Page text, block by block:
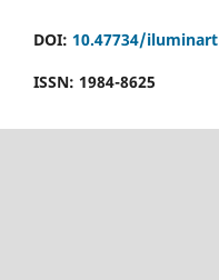
DOI: 10.47734/iluminart
ISSN: 1984-8625